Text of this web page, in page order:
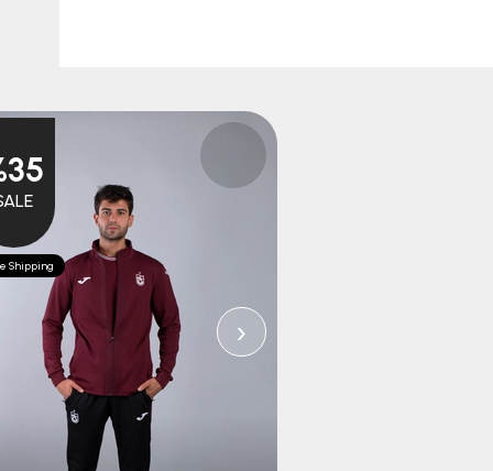
Shipping
›